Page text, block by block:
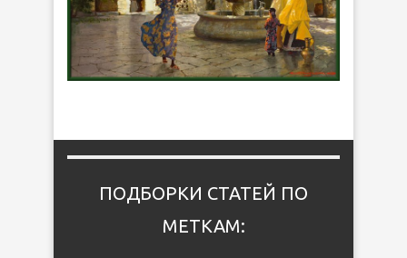
ПОДБОРКИ СТАТЕЙ ПО
МЕТКАМ: